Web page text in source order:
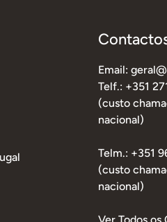
Email:
Telf.: +351
(custo
nacional)
Telm.: +351
(custo
nacional)